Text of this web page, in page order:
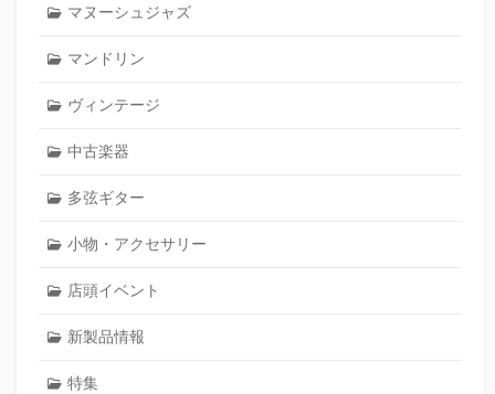
マヌーシュジャズ
マンドリン
ヴィンテージ
中古楽器
多弦ギター
小物・アクセサリー
店頭イベント
新製品情報
特集